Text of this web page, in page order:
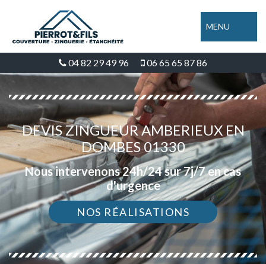
MENU
04 82 29 49 96 06 65 65 87 86
DEVIS ZINGUEUR AMBERIEUX EN
DOMBES 01330
Nous intervenons 24h/24 sur 7j/7 en cas
d'urgence
NOS RÉALISATIONS